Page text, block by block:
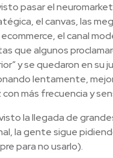
pasar el
el canvas, las
el canal
que algunos
y se quedaron en su
lentamente,
con más frecuencia y
la llegada de
la gente sigue
para no usarlo).